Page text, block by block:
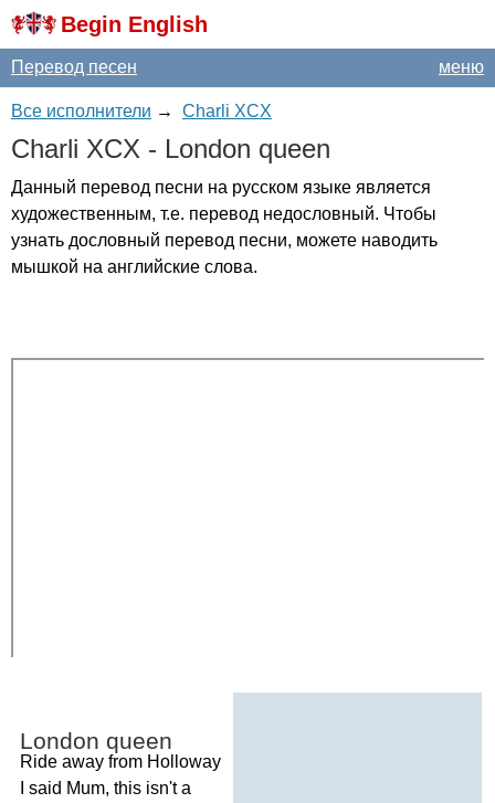
Begin English
меню
Перевод песен
Все исполнители → Charli XCX
Charli XCX - London queen
Данный перевод песни на русском языке является
художественным, т.е. перевод недословный. Чтобы
узнать дословный перевод песни, можете наводить
мышкой на английские слова.
London queen
Ride away from Holloway
said Mum, this isn't a